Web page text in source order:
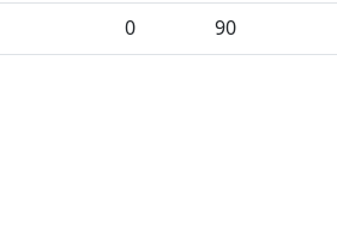
0 90